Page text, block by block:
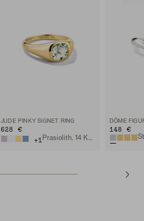
JUDE PINKY SIGNET RING
628 €
+1
DÔME
148 €